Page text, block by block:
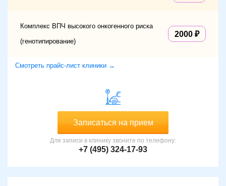
Комплекс ВПЧ высокого онкогенного риска
(генотипирование)
2000
Смотреть прайс-лист клиники →
Записаться на прием
Для записи в клинику звоните по телефону:
+7 (495) 324-17-93